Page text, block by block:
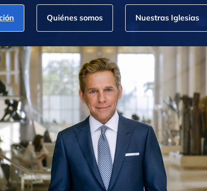
Quiénes somos Nuestras Iglesias